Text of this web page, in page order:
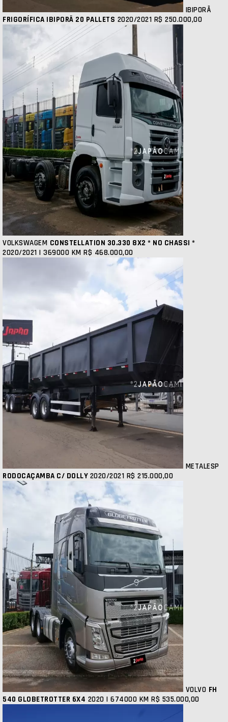
IBIPORÃ
FRIGORÍFICA IBIPORÃ 20 PALLETS 2020/2021 R$ 250.000,00
VOLKSWAGEM CONSTELLATION 30.330 8X2 * NO CHASSI *
2020/2021 | 369000 KM R$ 468.000,00
METALESP
RODOCAÇAMBA C/ DOLLY 2020/2021 R$ 215.000,00
VOLVO FH
540 GLOBETROTTER 6X4 2020 | 674000 KM R$ 535.000,00